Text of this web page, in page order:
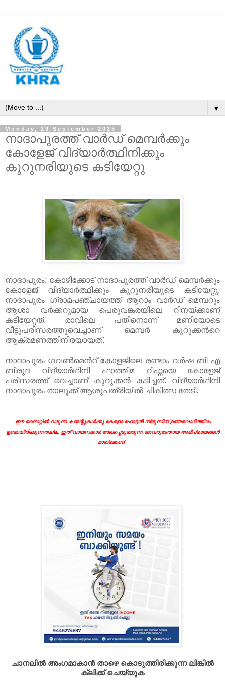
▼
Monday, 29 September 2025
നാദാപുരത്ത് വാര്‍ഡ് മെമ്പര്‍ക്കും
കോളേജ് വിദ്യാര്‍ത്ഥിനിക്കും
കുറുനരിയുടെ കടിയേറ്റു
നാദാപുരം: കോഴിക്കോട് നാദാപുരത്ത് വാർഡ് മെമ്പർക്കും
കോളേജ് വിദ്യാര്‍ത്ഥിക്കും കുറുനരിയുടെ കടിയേറ്റു.
നാദാപുരം ഗ്രാമപഞ്ചായത്ത് ആറാം വാർഡ് മെമ്പറും
ആശാ വർക്കറുമായ പെരുവങ്കരയിലെ റീനയ്ക്കാണ്
കടിയേറ്റത്. രാവിലെ പതിനൊന്ന് മണിയോടെ
വീട്ടുപരിസരത്തുവെച്ചാണ് മെമ്പർ കുറുക്കന്‍റെ
ആക്രമണത്തിനിരയായത്.
നാദാപുരം ഗവണ്‍മെന്‍റ് കോളജിലെ രണ്ടാം വർഷ ബി എ
ബിരുദ വിദ്യാർഥിനി ഫാത്തിമ റിഫ്നയെ കോളേജ്
പരിസരത്ത് വെച്ചാണ് കുറുക്കന്‍ കടിച്ചത്. വിദ്യാർഥിനി
നാദാപുരം താലൂക്ക് ആശുപത്രിയിൽ ചികിത്സ തേടി.
ഈ സൈറ്റിൽ വരുന്ന കമ്മന്റുകൾക്കു കേരളാ ഹോട്ടൽ ന്യൂസിന് ഉത്തരവാദിത്ത്വം
ഉണ്ടായിരിക്കുന്നതല്ല. ഇത് വായനക്കാർ രേഖപ്പെടുത്തുന്ന അവരുടേതായ അഭിപ്രായങ്ങൾ
മാത്രമാണ്.
ചാനലിൽ അംഗമാകാൻ താഴെ കൊടുത്തിരിക്കുന്ന ലിങ്കിൽ
ക്ലിക്ക് ചെയ്യുക